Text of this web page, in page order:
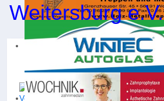
Weitersburg e.V.